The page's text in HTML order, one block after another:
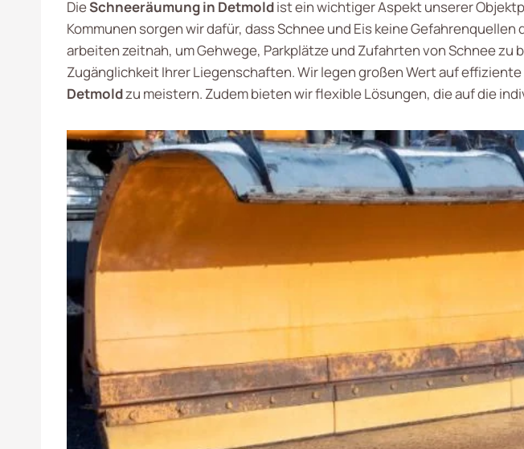
DieSchneeräumung in Detmoldist ein wichtiger Aspekt unserer
Kommunen sorgen wir dafür, dass Schnee und Eis keine
arbeiten zeitnah, um Gehwege, Parkplätze und Zufahrten von Schnee
Zugänglichkeit Ihrer Liegenschaften. Wir legen großen Wert auf
Detmoldzu meistern. Zudem bieten wir flexible Lösungen, die auf die